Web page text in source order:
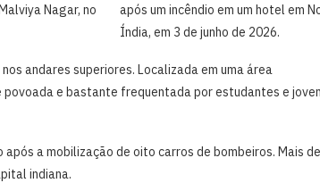
Nagar, no
andares superiores. Localizada em uma área
e bastante frequentada por estudantes e
a mobilização de oito carros de bombeiros. Mais
indiana.